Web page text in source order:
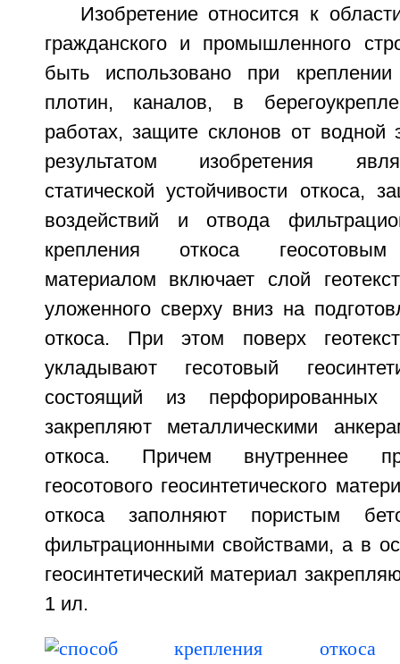
Изобретение относится к
гражданского и промышленного
быть использовано при креплении
плотин, каналов, в
работах, защите склонов от водной
результатом изобретения
статической устойчивости откоса,
воздействий и отвода
крепления откоса геосотовым
материалом включает слой
уложенного сверху вниз на
откоса. При этом поверх
укладывают гесотовый
состоящий из перфорированных
закрепляют металлическими
откоса. Причем внутреннее
геосотового геосинтетического
откоса заполняют пористым
фильтрационными свойствами, а в
геосинтетический материал
1 ил.